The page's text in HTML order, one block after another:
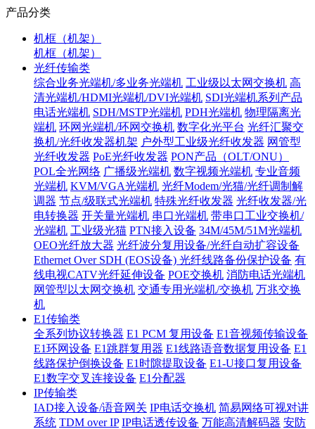
产品分类
机框（机架）
机框（机架）
光纤传输类
综合业务光端机/多业务光端机 工业级以太网交换机 高
清光端机/HDMI光端机/DVI光端机 SDI光端机系列产品
电话光端机 SDH/MSTP光端机 PDH光端机 物理隔离光
端机 环网光端机/环网交换机 数字化光平台 光纤汇聚交
换机/光纤收发器机架 户外型工业级光纤收发器 网管型
光纤收发器 PoE光纤收发器 PON产品（OLT/ONU）
POL全光网络 广播级光端机 数字视频光端机 专业音频
光端机 KVM/VGA光端机 光纤Modem/光猫/光纤调制解
调器 节点/级联式光端机 特殊光纤收发器 光纤收发器/光
电转换器 开关量光端机 串口光端机 带串口工业交换机/
光端机 工业级光猫 PTN接入设备 34M/45M/51M光端机
OEO光纤放大器 光纤波分复用设备/光纤自动扩容设备
Ethernet Over SDH (EOS设备) 光纤线路备份保护设备 有
线电视CATV光纤延伸设备 POE交换机 消防电话光端机
网管型以太网交换机 交通专用光端机/交换机 万兆交换
机
E1传输类
全系列协议转换器 E1 PCM 复用设备 E1音视频传输设备
E1环网设备 E1跳群复用器 E1线路语音数据复用设备 E1
线路保护倒换设备 E1时隙提取设备 E1-U接口复用设备
E1数字交叉连接设备 E1分配器
IP传输类
IAD接入设备/语音网关 IP电话交换机 简易网络可视对讲
系统 TDM over IP IP电话透传设备 万能高清解码器 安防